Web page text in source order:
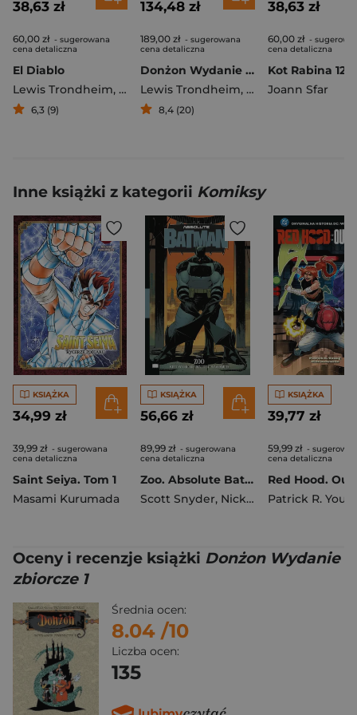
38,63 zł
60,00 zł - sugerowana
cena detaliczna
El Diablo
Lewis Trondheim, Nesme Alexis
6,3 (9)
134,48 zł
189,00 zł - sugerowana
cena detaliczna
Donżon Wydanie zbiorcze 7
Lewis Trondheim, Joann Sfar
8,4 (20)
38,63 zł
60,00 zł -
cena detaliczna
Joann Sfar
Inne książki z kategorii Komiksy
KSIĄŻKA
34,99 zł
39,99 zł - sugerowana
cena detaliczna
Saint Seiya. Tom 1
Masami Kurumada
KSIĄŻKA
56,66 zł
89,99 zł - sugerowana
cena detaliczna
Zoo. Absolute Batman. Tom 1
Scott Snyder, Nick Dragotta
KSIĄŻKA
39,77 zł
59,99 zł -
cena detaliczna
Patrick R.
Oceny i recenzje książki Donżon Wydanie
zbiorcze 1
Średnia ocen:
8.04 /10
Liczba ocen:
135